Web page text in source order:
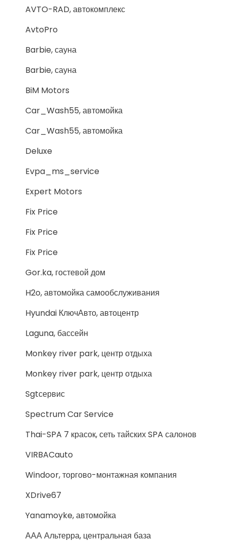
AVTO-RAD, автокомплекс
AvtoPro
Barbie, сауна
Barbie, сауна
BiM Motors
Car_Wash55, автомойка
Car_Wash55, автомойка
Deluxe
Evpa_ms_service
Expert Motors
Fix Price
Fix Price
Fix Price
Gor.ka, гостевой дом
H2o, автомойка самообслуживания
Hyundai КлючАвто, автоцентр
Laguna, бассейн
Monkey river park, центр отдыха
Monkey river park, центр отдыха
Sgtсервис
Spectrum Car Service
Thai-SPA 7 красок, сеть тайских SPA салонов
VIRBACauto
Windoor, торгово-монтажная компания
XDrive67
Yanamoyke, автомойка
ААА Альтерра, центральная база